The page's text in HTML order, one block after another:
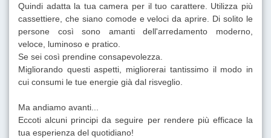
Quindi adatta la tua camera per il tuo carattere. Utilizza più
cassettiere, che siano comode e veloci da aprire. Di solito le
persone così sono amanti dell'arredamento moderno,
veloce, luminoso e pratico.
Se sei così prendine consapevolezza.
Migliorando questi aspetti, migliorerai tantissimo il modo in
cui consumi le tue energie già dal risveglio.
Ma andiamo avanti...
Eccoti alcuni principi da seguire per rendere più efficace la
tua esperienza del quotidiano!